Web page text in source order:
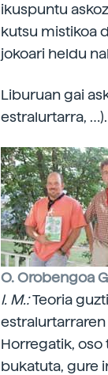
ikuspuntu
kutsu mistikoa
jokoari heldu
Liburuan gai
estralurtarra,
O. Orobengoa
I. M.:Teoria
Horregatik, oso
bukatuta, gure